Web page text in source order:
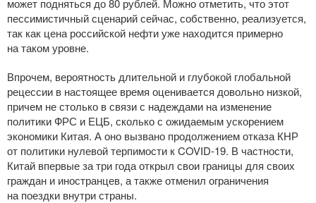
может подняться до 80 рублей. Можно отметить, что этот
пессимистичный сценарий сейчас, собственно, реализуется,
так как цена российской нефти уже находится примерно
на таком уровне.
Впрочем, вероятность длительной и глубокой глобальной
рецессии в настоящее время оценивается довольно низкой,
причем не столько в связи с надеждами на изменение
политики ФРС и ЕЦБ, сколько с ожидаемым ускорением
экономики Китая. А оно вызвано продолжением отказа КНР
от политики нулевой терпимости кCOVID-19. В частности,
Китай впервые за три года открыл свои границы для своих
граждан и иностранцев, а также отменил ограничения
на поездки внутри страны.